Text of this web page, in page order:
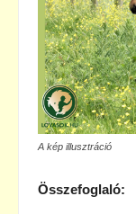
A kép illusztráció
Összefoglaló: